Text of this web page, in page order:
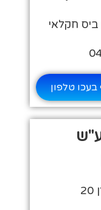
חקלאי
טלפון